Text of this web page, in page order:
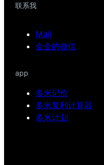
联系我
Mail
金金的微信
app
多米记价
多米复利计算器
多米计划